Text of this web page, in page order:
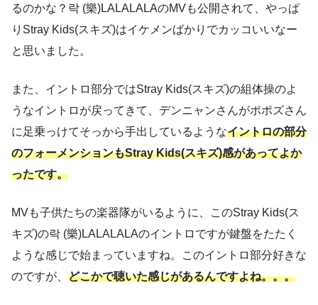
るのかな？락 (樂)LALALALAのMVも公開されて、やっぱ
りStray Kids(スキズ)はイケメンばかりでカッコいいなー
と思いました。
また、イントロ部分ではStray Kids(スキズ)の組体操のよ
うなイントロが戻ってきて、デンニャンさんがポポズさん
に足乗っけてそっから手出しているようなイントロの部分
のフォーメンションもStray Kids(スキズ)感があってよか
ったです。
MVも子供たちの楽器隊がいるように、このStray Kids(ス
キズ)の락 (樂)LALALALAのイントロですが鍵盤をたたく
ような感じで始まっていますね。このイントロ部分好きな
のですが、 どこかで聴いた感じがあるんですよね。。。